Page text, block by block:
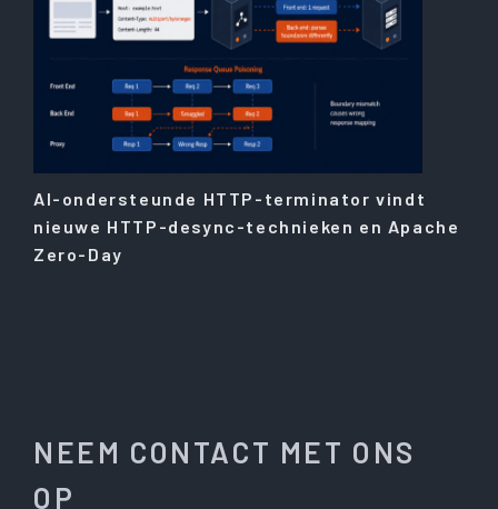
AI-ondersteunde HTTP-terminator vindt
nieuwe HTTP-desync-technieken en Apache
Zero-Day
NEEM CONTACT MET ONS
OP